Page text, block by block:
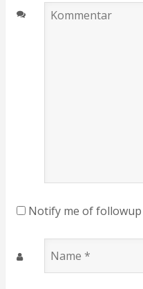
Kommentar
Notify me of
Name